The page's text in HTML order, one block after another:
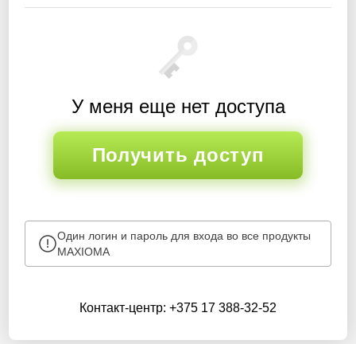
У меня еще нет доступа
Получить доступ
Один логин и пароль для входа во все продукты
MAXIOMA
Контакт-центр: +375 17 388-32-52